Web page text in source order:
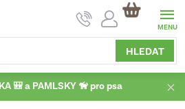
HLEDAT
NÁKUPNÍ
KOŠÍK
🎒 a PAMLSKY 🦮 pro psa